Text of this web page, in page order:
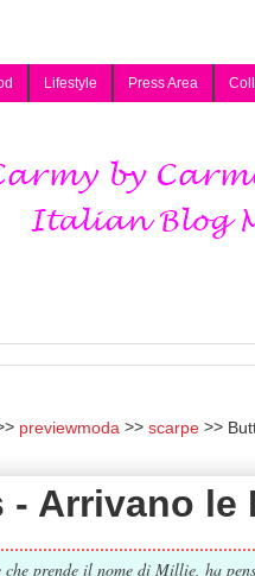
Lifestyle Press Area
previewmoda scarpe
Arrivano le
prende il nome di Millie, ha